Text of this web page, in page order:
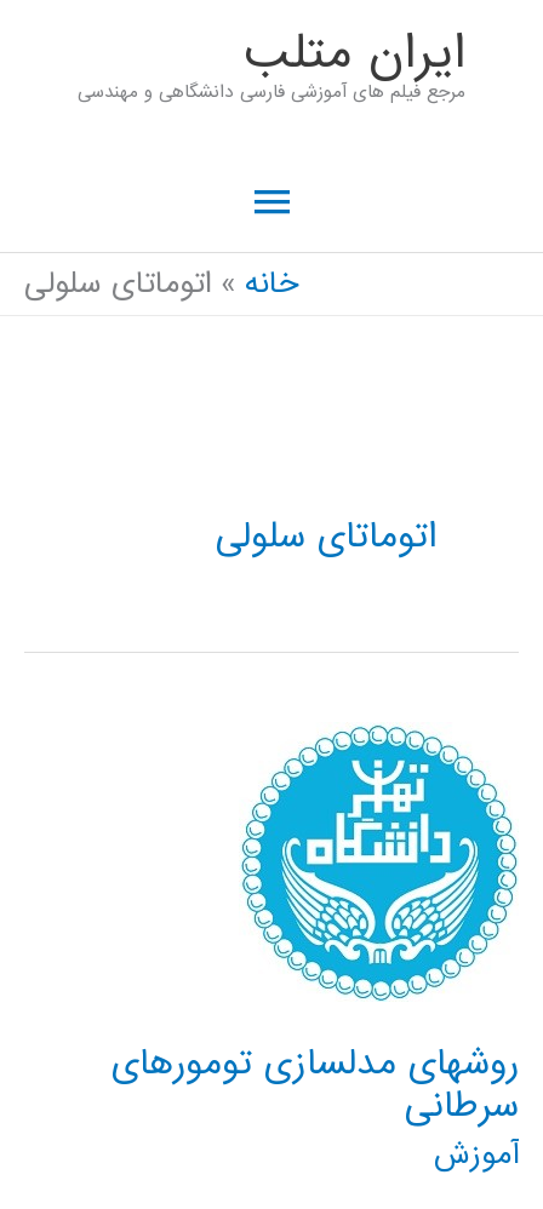
ايران متلب
مرجع فیلم های آموزشی فارسی دانشگاهی و مهندسی
فهرست
اصلی
خانه اتوماتای سلولی
اتوماتای سلولی
روشهای مدلسازی تومورهای
سرطانی
آموزش